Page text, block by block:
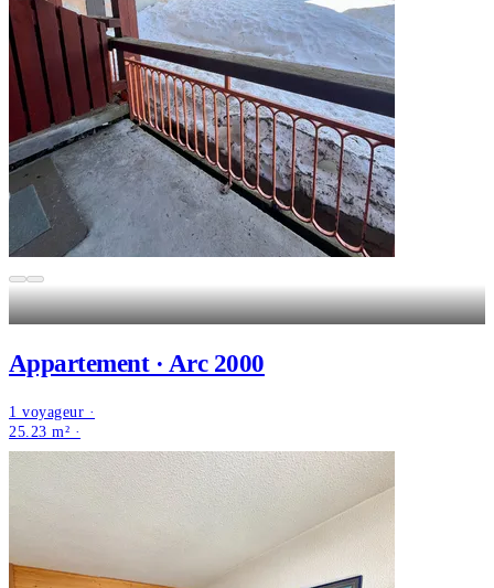
Appartement · Arc 2000
1 voyageur ·
25.23 m² ·